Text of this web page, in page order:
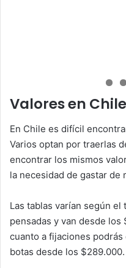
Valores en Chile
En Chile es difícil
Varios optan por traerlas
encontrar los mismos
la necesidad de gastar de
Las tablas varían según
pensadas y van desde
cuanto a fijaciones
botas desde los $289.000.